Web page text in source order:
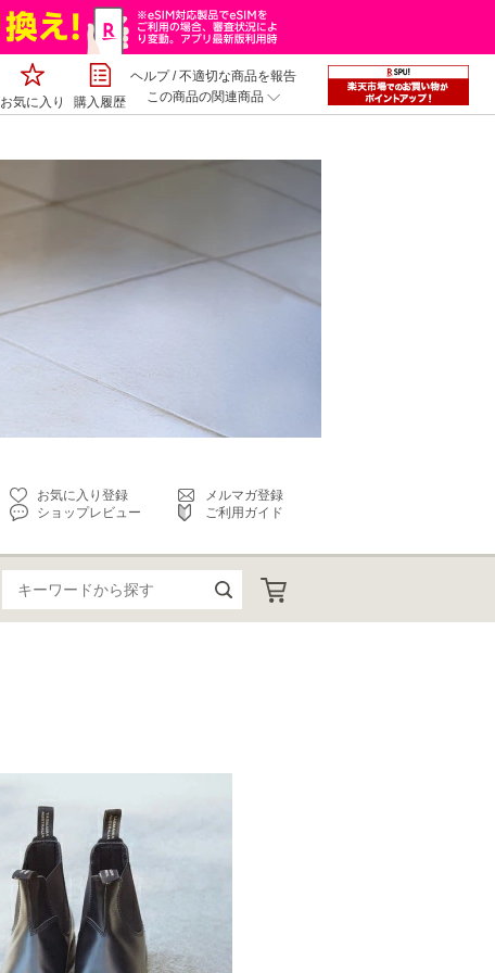
お気に入り 購入履歴
ヘルプ/不適切な商品を報告
この商品の関連商品
お気に入り登録
メルマガ登録
ショップレビュー
ご利用ガイド